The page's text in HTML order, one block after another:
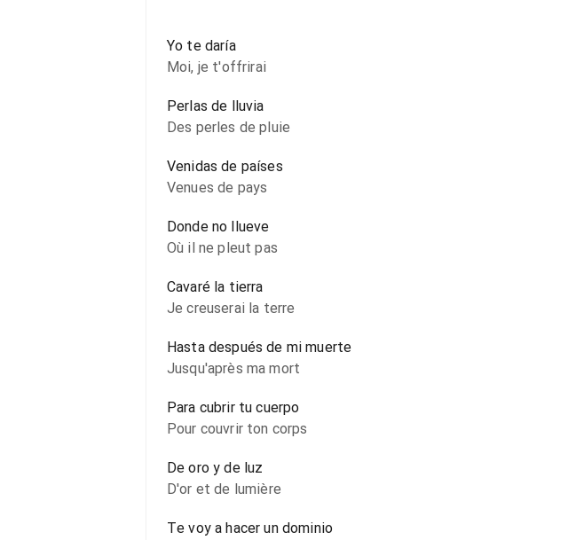
Yo te daría
Moi, je t'offrirai
Perlas de lluvia
Des perles de pluie
Venidas de países
Venues de pays
Donde no llueve
Où il ne pleut pas
Cavaré la tierra
Je creuserai la terre
Hasta después de mi muerte
Jusqu'après ma mort
Para cubrir tu cuerpo
Pour couvrir ton corps
De oro y de luz
D'or et de lumière
Te voy a hacer un dominio